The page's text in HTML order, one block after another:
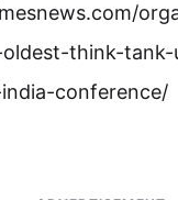
think-tank-
conference/